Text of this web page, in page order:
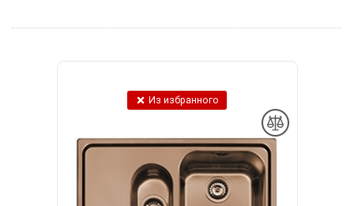
Из избранного